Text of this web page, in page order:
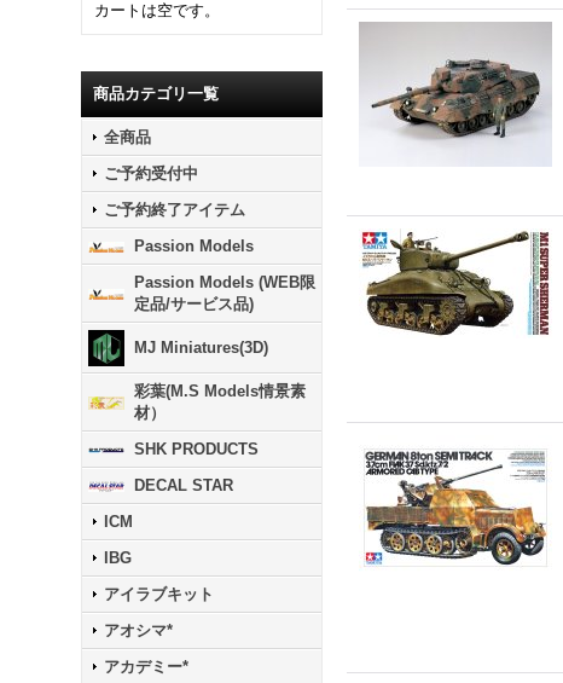
カートは空です。
商品カテゴリ一覧
全商品
ご予約受付中
ご予約終了アイテム
Passion Models
Passion Models (WEB限
定品/サービス品)
MJ Miniatures(3D)
彩葉(M.S Models情景素
材）
SHK PRODUCTS
DECAL STAR
ICM
IBG
アイラブキット
アオシマ*
アカデミー*